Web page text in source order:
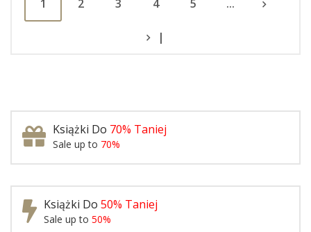
1 2 3 4 5 ...
|
Książki Do 70% Taniej
Sale up to 70%
Książki Do 50% Taniej
Sale up to 50%